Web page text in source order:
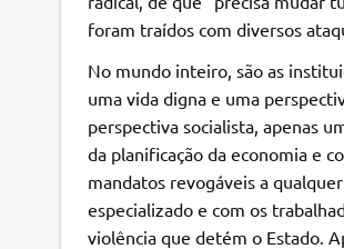
foram traídos com diversos
No mundo inteiro, são as
uma vida digna e uma
perspectiva socialista, apenas
da planificação da economia e
mandatos revogáveis a
especializado e com os
violência que detém o Estado.